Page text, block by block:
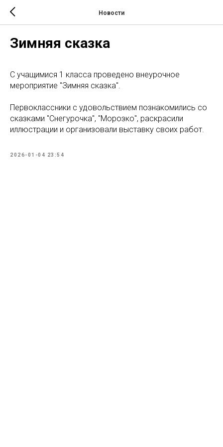
Новости
Зимняя сказка
С учащимися 1 класса проведено внеурочное
мероприятие "Зимняя сказка".
Первоклассники с удовольствием познакомились со
сказками "Снегурочка", "Морозко", раскрасили
иллюстрации и организовали выставку своих работ.
2026-01-04 23:54